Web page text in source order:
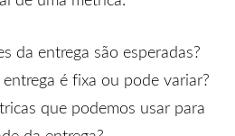
da entrega são esperadas?
é fixa ou pode variar?
que podemos usar para